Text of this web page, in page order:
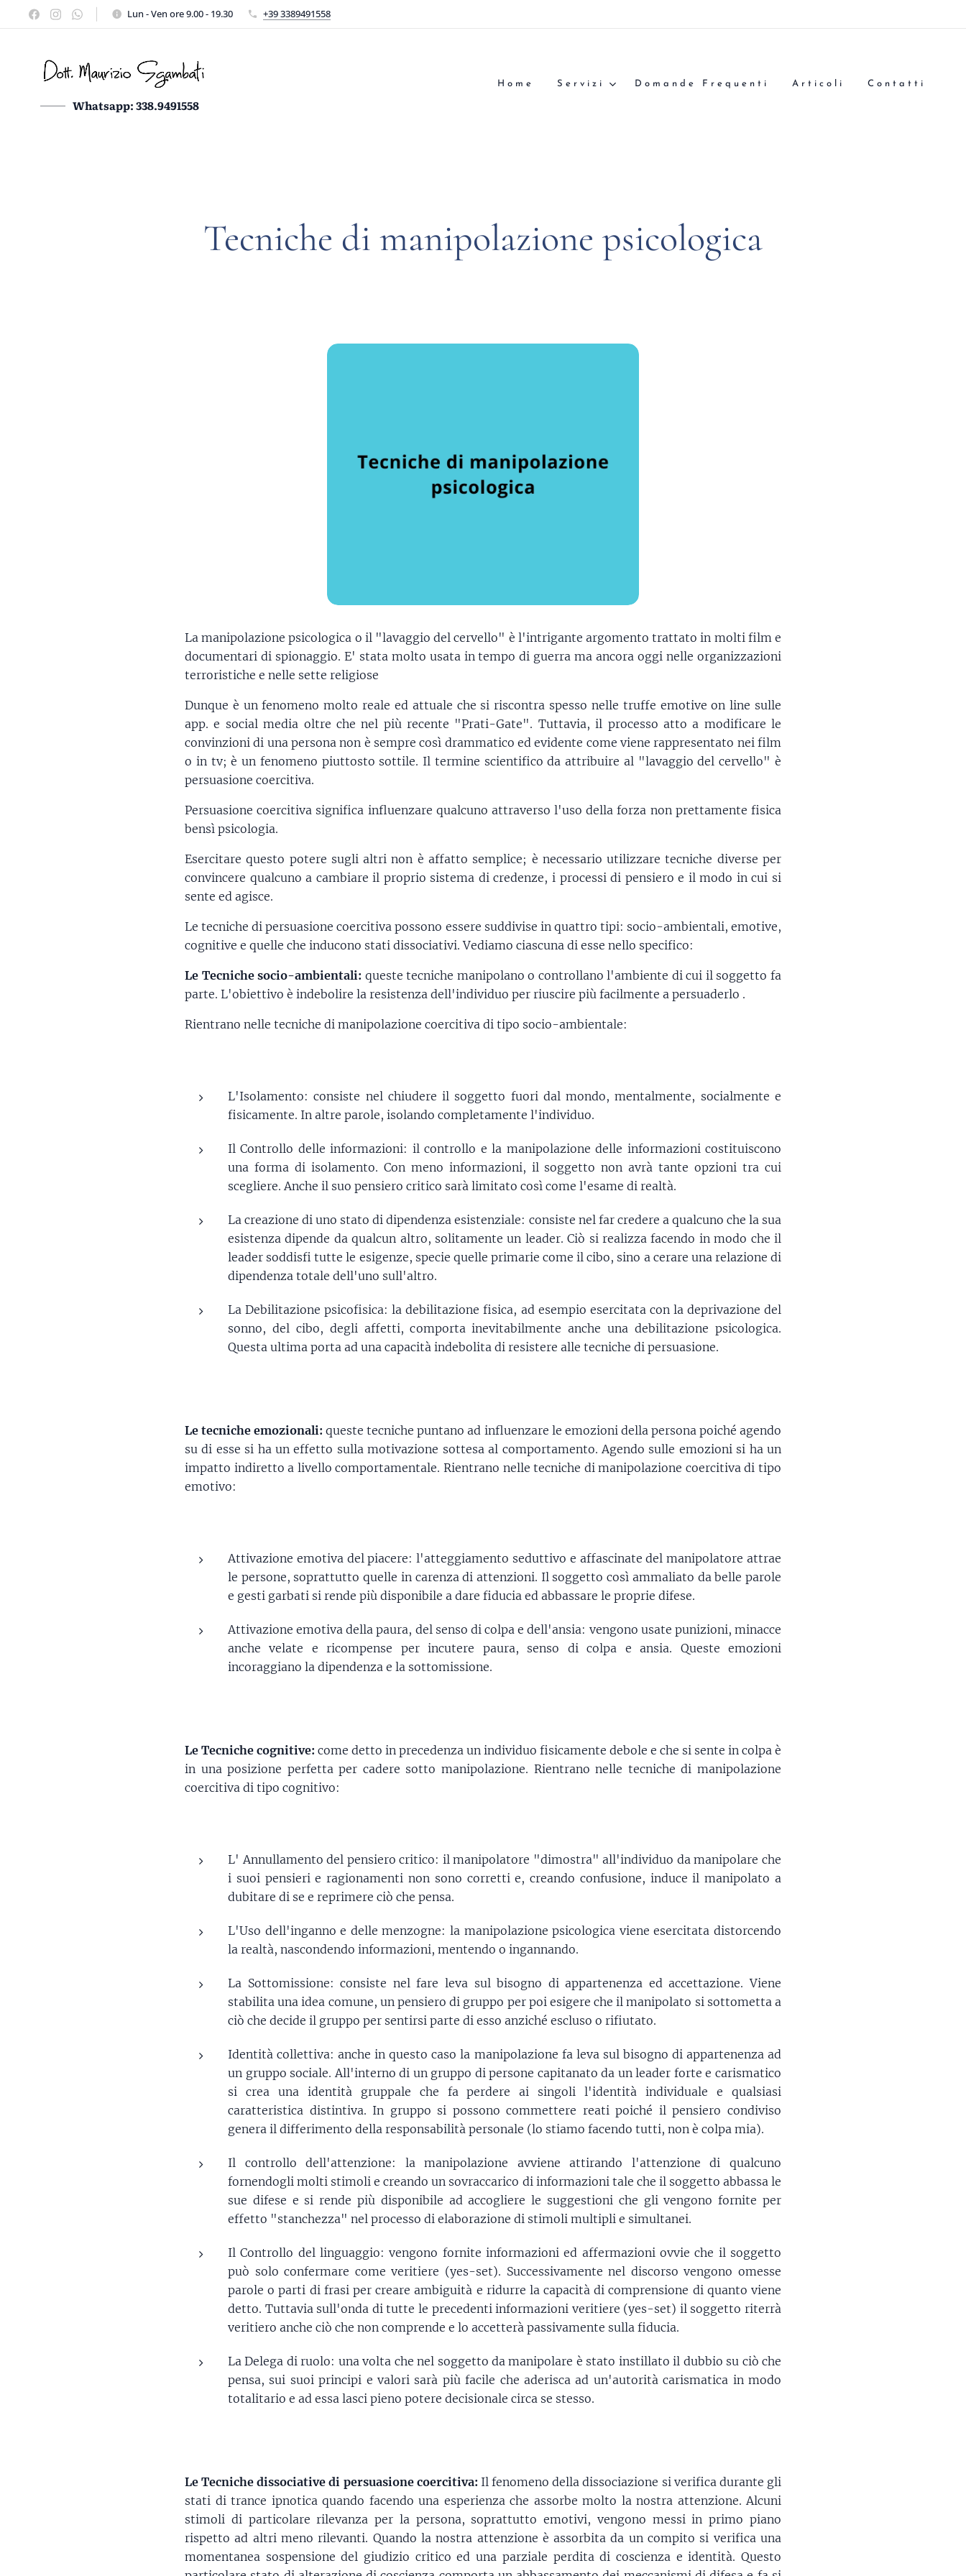
Lun - Ven ore 9.00 - 19.30 +39 3389491558
Whatsapp: 338.9491558
Home Servizi Domande Frequenti Articoli Contatti
Tecniche di manipolazione psicologica
La manipolazione psicologica o il "lavaggio del cervello" è l'intrigante argomento trattato in molti film e
documentari di spionaggio. E' stata molto usata in tempo di guerra ma ancora oggi nelle organizzazioni
terroristiche e nelle sette religiose
Dunque è un fenomeno molto reale ed attuale che si riscontra spesso nelle truffe emotive on line sulle
app. e social media oltre che nel più recente "Prati-Gate". Tuttavia, il processo atto a modificare le
convinzioni di una persona non è sempre così drammatico ed evidente come viene rappresentato nei film
o in tv; è un fenomeno piuttosto sottile. Il termine scientifico da attribuire al "lavaggio del cervello" è
persuasione coercitiva.
Persuasione coercitiva significa influenzare qualcuno attraverso l'uso della forza non prettamente fisica
bensì psicologia.
Esercitare questo potere sugli altri non è affatto semplice; è necessario utilizzare tecniche diverse per
convincere qualcuno a cambiare il proprio sistema di credenze, i processi di pensiero e il modo in cui si
sente ed agisce.
Le tecniche di persuasione coercitiva possono essere suddivise in quattro tipi: socio-ambientali, emotive,
cognitive e quelle che inducono stati dissociativi. Vediamo ciascuna di esse nello specifico:
Le Tecniche socio-ambientali: queste tecniche manipolano o controllano l'ambiente di cui il soggetto fa
parte. L'obiettivo è indebolire la resistenza dell'individuo per riuscire più facilmente a persuaderlo .
Rientrano nelle tecniche di manipolazione coercitiva di tipo socio-ambientale:
L'Isolamento: consiste nel chiudere il soggetto fuori dal mondo, mentalmente, socialmente e
fisicamente. In altre parole, isolando completamente l'individuo.
Il Controllo delle informazioni: il controllo e la manipolazione delle informazioni costituiscono
una forma di isolamento. Con meno informazioni, il soggetto non avrà tante opzioni tra cui
scegliere. Anche il suo pensiero critico sarà limitato così come l'esame di realtà.
La creazione di uno stato di dipendenza esistenziale: consiste nel far credere a qualcuno che la sua
esistenza dipende da qualcun altro, solitamente un leader. Ciò si realizza facendo in modo che il
leader soddisfi tutte le esigenze, specie quelle primarie come il cibo, sino a cerare una relazione di
dipendenza totale dell'uno sull'altro.
La Debilitazione psicofisica: la debilitazione fisica, ad esempio esercitata con la deprivazione del
sonno, del cibo, degli affetti, comporta inevitabilmente anche una debilitazione psicologica.
Questa ultima porta ad una capacità indebolita di resistere alle tecniche di persuasione.
Le tecniche emozionali: queste tecniche puntano ad influenzare le emozioni della persona poiché agendo
su di esse si ha un effetto sulla motivazione sottesa al comportamento. Agendo sulle emozioni si ha un
impatto indiretto a livello comportamentale. Rientrano nelle tecniche di manipolazione coercitiva di tipo
emotivo:
Attivazione emotiva del piacere: l'atteggiamento seduttivo e affascinate del manipolatore attrae
le persone, soprattutto quelle in carenza di attenzioni. Il soggetto così ammaliato da belle parole
e gesti garbati si rende più disponibile a dare fiducia ed abbassare le proprie difese.
Attivazione emotiva della paura, del senso di colpa e dell'ansia: vengono usate punizioni, minacce
anche velate e ricompense per incutere paura, senso di colpa e ansia. Queste emozioni
incoraggiano la dipendenza e la sottomissione.
Le Tecniche cognitive: come detto in precedenza un individuo fisicamente debole e che si sente in colpa è
in una posizione perfetta per cadere sotto manipolazione. Rientrano nelle tecniche di manipolazione
coercitiva di tipo cognitivo:
L' Annullamento del pensiero critico: il manipolatore "dimostra" all'individuo da manipolare che
i suoi pensieri e ragionamenti non sono corretti e, creando confusione, induce il manipolato a
dubitare di se e reprimere ciò che pensa.
L'Uso dell'inganno e delle menzogne: la manipolazione psicologica viene esercitata distorcendo
la realtà, nascondendo informazioni, mentendo o ingannando.
La Sottomissione: consiste nel fare leva sul bisogno di appartenenza ed accettazione. Viene
stabilita una idea comune, un pensiero di gruppo per poi esigere che il manipolato si sottometta a
ciò che decide il gruppo per sentirsi parte di esso anziché escluso o rifiutato.
Identità collettiva: anche in questo caso la manipolazione fa leva sul bisogno di appartenenza ad
un gruppo sociale. All'interno di un gruppo di persone capitanato da un leader forte e carismatico
si crea una identità gruppale che fa perdere ai singoli l'identità individuale e qualsiasi
caratteristica distintiva. In gruppo si possono commettere reati poiché il pensiero condiviso
genera il differimento della responsabilità personale (lo stiamo facendo tutti, non è colpa mia).
Il controllo dell'attenzione: la manipolazione avviene attirando l'attenzione di qualcuno
fornendogli molti stimoli e creando un sovraccarico di informazioni tale che il soggetto abbassa le
sue difese e si rende più disponibile ad accogliere le suggestioni che gli vengono fornite per
effetto "stanchezza" nel processo di elaborazione di stimoli multipli e simultanei.
Il Controllo del linguaggio: vengono fornite informazioni ed affermazioni ovvie che il soggetto
può solo confermare come veritiere (yes-set). Successivamente nel discorso vengono omesse
parole o parti di frasi per creare ambiguità e ridurre la capacità di comprensione di quanto viene
detto. Tuttavia sull'onda di tutte le precedenti informazioni veritiere (yes-set) il soggetto riterrà
veritiero anche ciò che non comprende e lo accetterà passivamente sulla fiducia.
La Delega di ruolo: una volta che nel soggetto da manipolare è stato instillato il dubbio su ciò che
pensa, sui suoi principi e valori sarà più facile che aderisca ad un'autorità carismatica in modo
totalitario e ad essa lasci pieno potere decisionale circa se stesso.
Le Tecniche dissociative di persuasione coercitiva: Il fenomeno della dissociazione si verifica durante gli
stati di trance ipnotica quando facendo una esperienza che assorbe molto la nostra attenzione. Alcuni
stimoli di particolare rilevanza per la persona, soprattutto emotivi, vengono messi in primo piano
rispetto ad altri meno rilevanti. Quando la nostra attenzione è assorbita da un compito si verifica una
momentanea sospensione del giudizio critico ed una parziale perdita di coscienza e identità. Questo